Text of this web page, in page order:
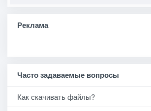
Реклама
Часто задаваемые вопросы
Как скачивать файлы?